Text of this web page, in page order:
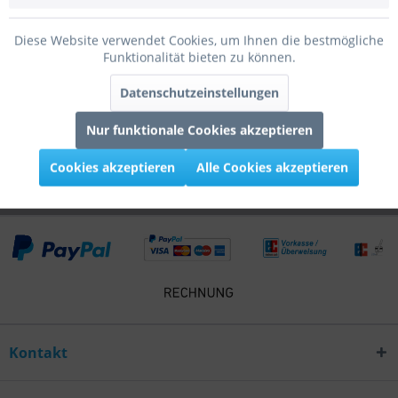
Infos zum Hersteller
Kunden kauften auch
Kunden haben sich ebenfalls angesehen
Kontakt
Diese Website verwendet Cookies, um Ihnen die bestmögliche
Funktionalität bieten zu können.
Datenschutzeinstellungen
Nur funktionale Cookies akzeptieren
Cookies akzeptieren Alle Cookies akzeptieren